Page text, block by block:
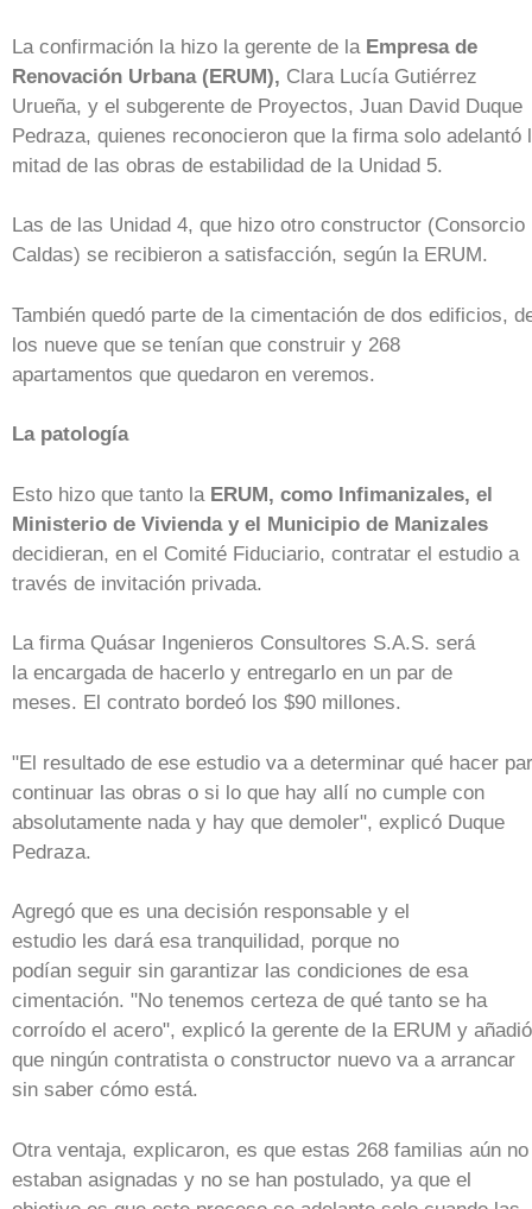
La confirmación la hizo la gerente de laEmpresa de
Renovación Urbana (ERUM), Clara Lucía Gutiérrez
Urueña, y el subgerente de Proyectos, Juan David Duque
Pedraza, quienes reconocieron que la firma solo adelantó
mitad de las obras de estabilidad de la Unidad 5.
Las de las Unidad 4, que hizo otro constructor (Consorcio
Caldas) se recibieron a satisfacción, según la ERUM.
También quedó parte de la cimentación de dos edificios,
los nueve que se tenían que construir y 268
apartamentos que quedaron en veremos.
La patología
Esto hizo que tanto la ERUM, como Infimanizales, el
Ministerio de Vivienda y el Municipio de Manizales
decidieran, en el Comité Fiduciario, contratar el estudio a
través de invitación privada.
La firma Quásar Ingenieros Consultores S.A.S. será
la encargada de hacerlo y entregarlo en un par de
meses. El contrato bordeó los $90 millones.
"El resultado de ese estudio va a determinar qué hacer
continuar las obras o si lo que hay allí no cumple con
absolutamente nada y hay que demoler", explicó Duque
Pedraza.
Agregó que es una decisión responsable y el
estudio les dará esa tranquilidad, porque no
podían seguir sin garantizar las condiciones de esa
cimentación. "No tenemos certeza de qué tanto se ha
corroído el acero", explicó la gerente de la ERUM y añadió
que ningún contratista o constructor nuevo va a arrancar
sin saber cómo está.
Otra ventaja, explicaron, es que estas 268 familias aún no
estaban asignadas y no se han postulado, ya que el